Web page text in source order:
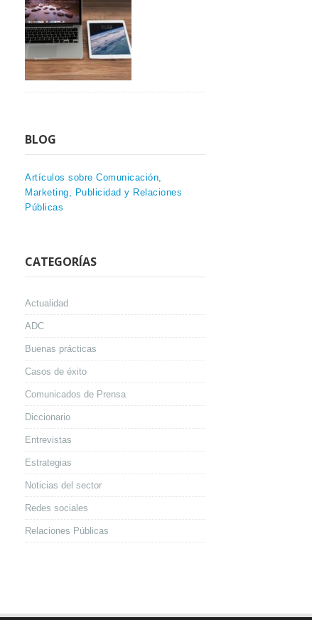
BLOG
Artículos sobre Comunicación,
Marketing, Publicidad y Relaciones
Públicas
CATEGORÍAS
Actualidad
ADC
Buenas prácticas
Casos de éxito
Comunicados de Prensa
Diccionario
Entrevistas
Estrategias
Noticias del sector
Redes sociales
Relaciones Públicas